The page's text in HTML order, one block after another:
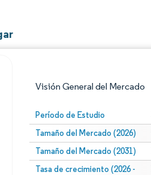
Visión General del Mercado
Período de Estudio
Tamaño del Mercado (2026)
Tamaño del Mercado (2031)
Tasa de crecimiento (2026 -